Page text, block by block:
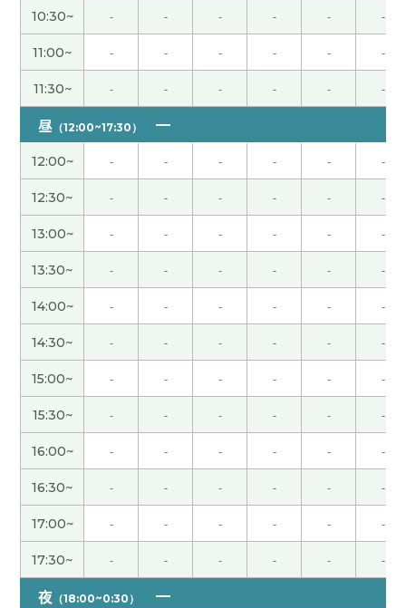
我愿意再工作但是为了公司不能挣钱。辞职以后不
能过规律的生活。下次再见吧。( 男性 )
美人な先生で発音も良く聞き取れて良かったです。
明日もよろしくお願いします。( 60代 男性 )
我知道清明节的一部分内容。中国人珍惜祖先。重
视清明节。下次再见吧。( 男性 )
我下次换车的时候肯定选择白色的汽车。我现在开
的黑色，黑色划的时候车体上面有明显的划痕。白
色的话不明显。下次见
( 40代 男性 )
出生孩子人数慢慢地减少了。孩子多很开心。实际
上教育费很高。照顾孩子的环境有问题。辛苦了下
次再聊吧。( 男性 )
谢谢老师，跟您聊天挺开心，下次再聊。
性 )
我和你聊得很轻松。下次也请多多关照。
性 )
我给外孙子教简单的句子。你好 谢谢 再见。有感兴
趣的话教动物的名字。辛苦了下次再见。( 男性 )
10:30~ - - - - - -
11:00~ - - - - - -
11:30~ - - - - - -
昼 （12:00~17:30）
12:00~ - - - - - -
12:30~ - - - - - -
13:00~ - - - - - -
13:30~ - - - - - -
14:00~ - - - - - -
14:30~ - - - - - -
15:00~ - - - - - -
15:30~ - - - - - -
16:00~ - - - - - -
16:30~ - - - - - -
17:00~ - - - - - -
17:30~ - - - - - -
夜 （18:00~0:30）